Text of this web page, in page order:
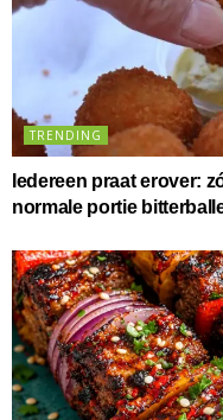
TRENDING
Iedereen praat erover:
normale portie